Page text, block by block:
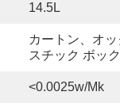
14.5L
カートン、オ
スチック ボッ
<0.0025w/mk